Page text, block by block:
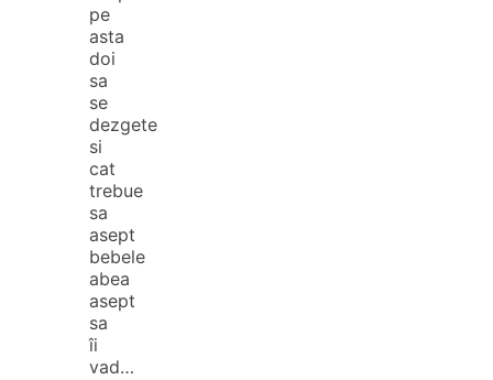
pe
asta
doi
sa
se
dezgete
si
cat
trebue
sa
asept
bebele
abea
asept
sa
îi
vad…